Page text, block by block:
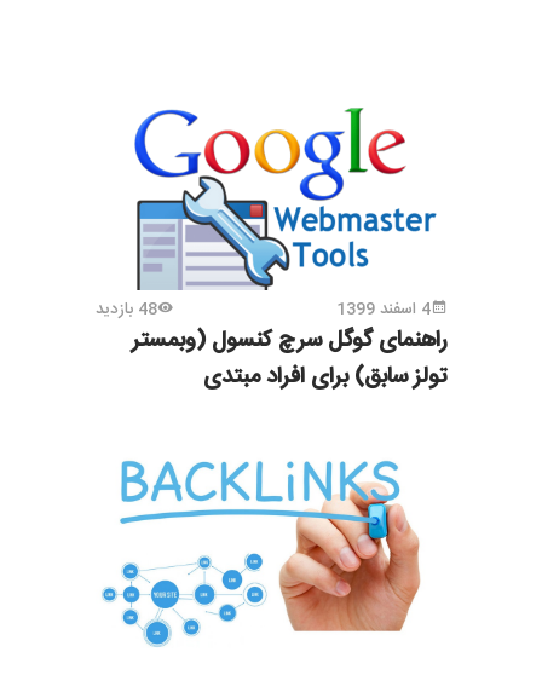
4 اسفند 1399 48 بازدید
راهنمای گوگل سرچ کنسول (وبمستر
تولز سابق) برای افراد مبتدی